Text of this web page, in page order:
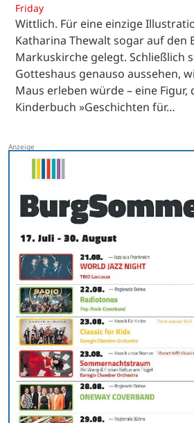
Friday
Wittlich. Für eine einzige
Katharina Thewalt sogar auf den
Markuskirche gelegt. Schließlich
Gotteshaus genauso aussehen,
Maus erleben würde – eine Figur,
Kinderbuch »Geschichten für…